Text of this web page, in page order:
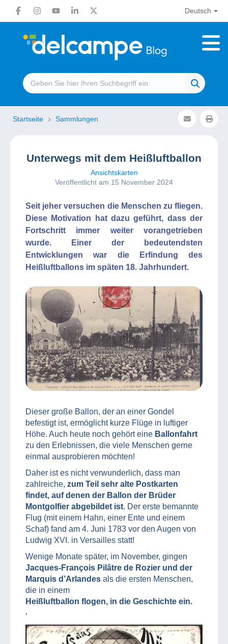
Deutsch
Startseite Sammlungen
Unterwegs mit dem Heißluftballon
Ansichtskarten
Veröffentlicht am 15 November 2024
Seit jeher versuchen die Menschen zu fliegen.
Diese Motivation hat dazu geführt, dass der
Fortschritt immer weiter vorangetrieben
wurde. Einer der bedeutendsten
Entwicklungen war die Erfindung des
Heißluftballons im späten 18. Jahrhundert.
Dieser große Ballon, der an einer Gondel
befestigt ist, ermöglicht kurze Flüge in luftiger
Höhe. Auch heute noch gehört eine Ballonfahrt
zu den Erlebnissen, die viele Menschen gerne
einmal ausprobieren möchten!
Daher ist es nicht verwunderlich, dass man
zahlreiche, zum Teil sehr alte Postkarten
findet, auf denen der Ballon der Brüder
Montgolfier abgebildet ist. Der erste bemannte
Flug (mit einem Hahn, einer Ente und einem
Schaf) fand am 4. Juni 1783 vor den Augen von
Ludwig XVI. in Versailles statt!
Wenige Monate später, im November, gingen
Jacques-François Pilâtre de Rozier und der
Marquis d’Arlandes als die ersten Menschen,
die in einem
Heißluftballon flogen, in die Geschichte ein.
.